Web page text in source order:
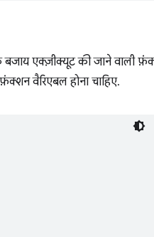
एक्ज़ीक्यूट की जाने वाली
वैरिएबल होना चाहिए.